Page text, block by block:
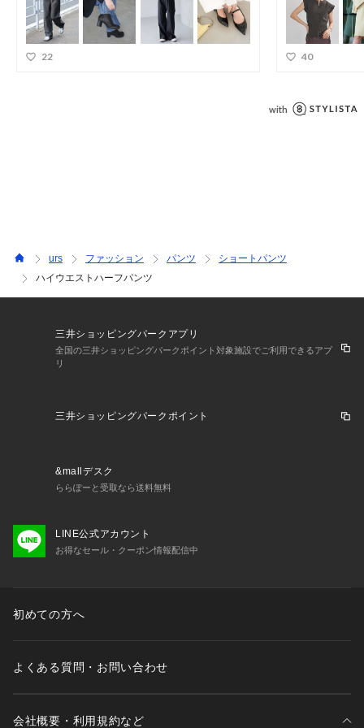
urs ファッション パンツ
ショートパンツ
ハイウエストハーフパンツ
三井ショッピングパークアプリ
全国の三井ショッピングパークポイント対象施設でご利用できるアプ
リ
三井ショッピングパークポイント
&mallデスク
ららぽーと受取なら送料無料
LINE公式アカウント
お得なセール・クーポン情報配信中
初めての方へ
よくある質問・お問い合わせ
会社概要・利用規約など